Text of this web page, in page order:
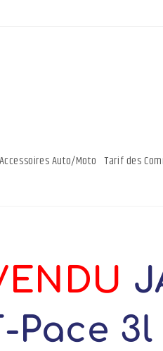
Accessoires Auto/Moto Tarif des
Pace 3l